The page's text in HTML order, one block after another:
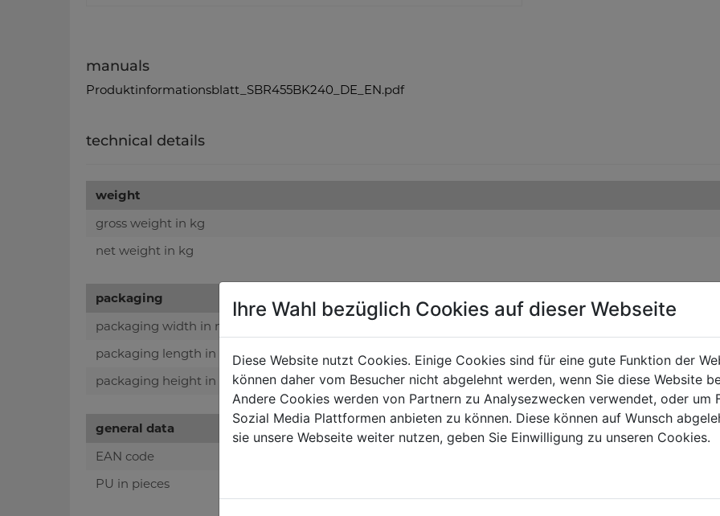
manuals
Produktinformationsblatt_SBR455BK240_DE_EN.pdf
technical details
weight
gross weight in kg
net weight in kg
packaging
packaging width in mm
packaging length in mm
packaging height in mm
general data
EAN code
PU in pieces
Ihre Wahl bezüglich Cookies auf dieser Webseite
Diese Website nutzt Cookies. Einige Cookies sind für eine gute Funktion der
können daher vom Besucher nicht abgelehnt werden, wenn Sie diese Website
Andere Cookies werden von Partnern zu Analysezwecken verwendet, oder um
Sozial Media Plattformen anbieten zu können. Diese können auf Wunsch
sie unsere Webseite weiter nutzen, geben Sie Einwilligung zu unseren Cookies.